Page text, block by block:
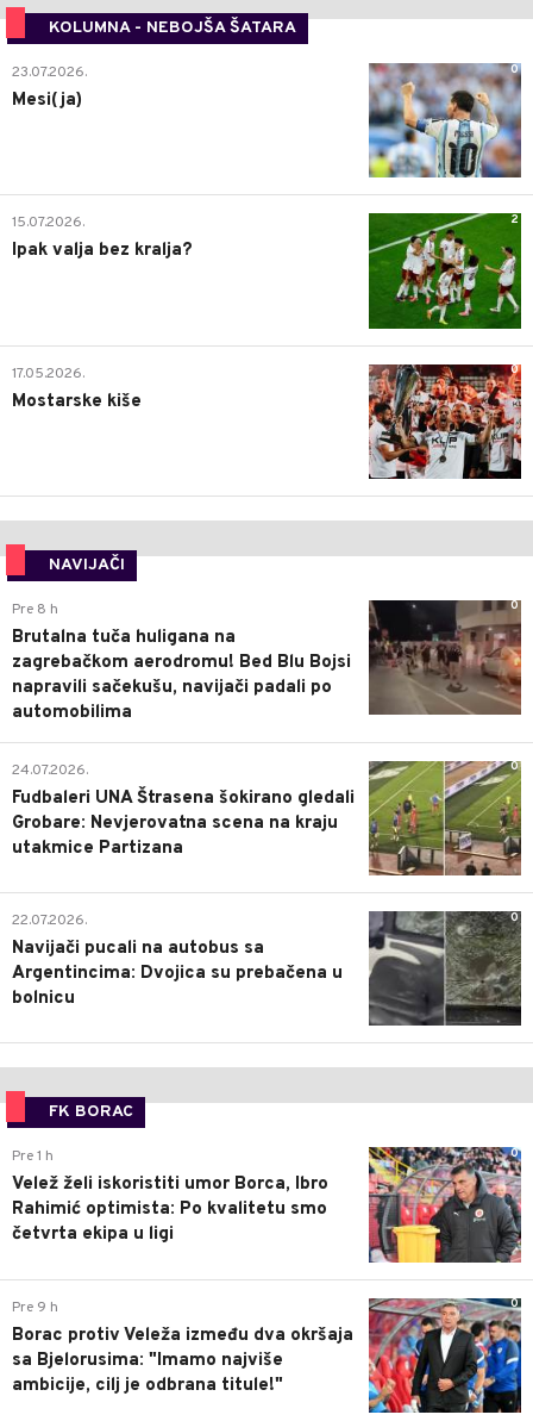
KOLUMNA - NEBOJŠA ŠATARA
0
23.07.2026.
Mesi(ja)
2
15.07.2026.
Ipak valja bez kralja?
0
17.05.2026.
Mostarske kiše
NAVIJAČI
0
Pre 8 h
Brutalna tuča huligana na
zagrebačkom aerodromu! Bed Blu Bojsi
napravili sačekušu, navijači padali po
automobilima
0
24.07.2026.
Fudbaleri UNA Štrasena šokirano gledali
Grobare: Nevjerovatna scena na kraju
utakmice Partizana
0
22.07.2026.
Navijači pucali na autobus sa
Argentincima: Dvojica su prebačena u
bolnicu
FK BORAC
0
Pre 1 h
Velež želi iskoristiti umor Borca, Ibro
Rahimić optimista: Po kvalitetu smo
četvrta ekipa u ligi
0
Pre 9 h
Borac protiv Veleža između dva okršaja
sa Bjelorusima: "Imamo najviše
ambicije, cilj je odbrana titule!"